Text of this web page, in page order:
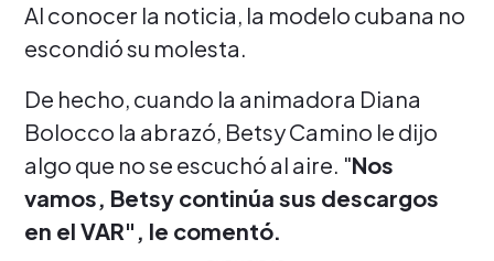
Al conocer la noticia, la modelo cubana no
escondió su molesta.
De hecho, cuando la animadora Diana
Bolocco la abrazó, Betsy Camino le dijo
algo que no se escuchó al aire. "Nos
vamos, Betsy continúa sus descargos
en el VAR", le comentó.